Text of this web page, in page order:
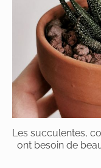
Les succulentes,
ont besoin de